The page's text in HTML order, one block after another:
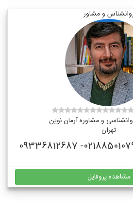
و مشاور
و مشاوره آرمان نوین
تهران
مشاهده پروفایل